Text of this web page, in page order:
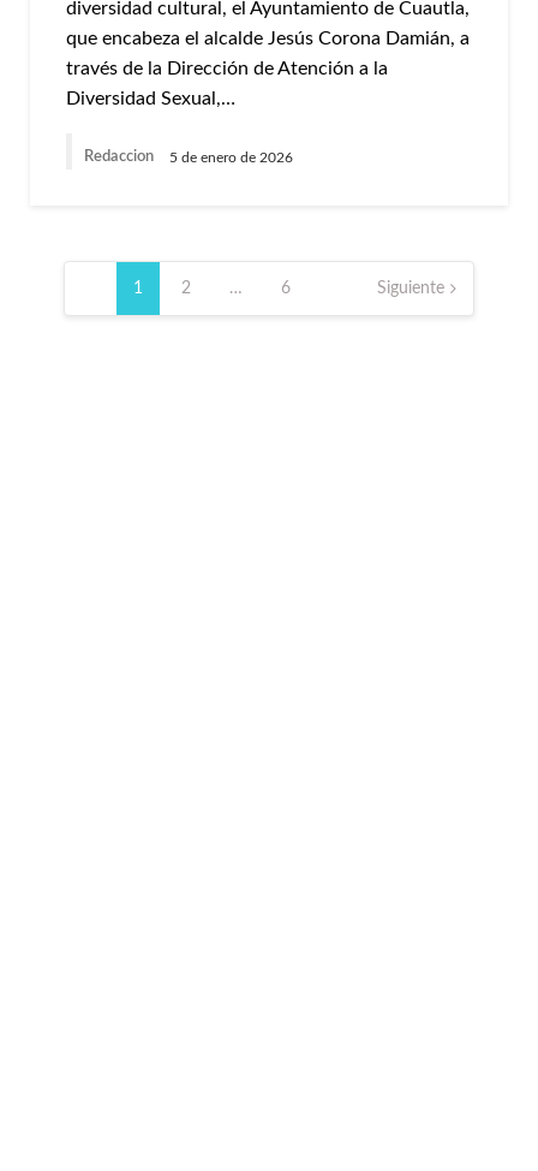
diversidad cultural, el Ayuntamiento de Cuautla,
que encabeza el alcalde Jesús Corona Damián, a
través de la Dirección de Atención a la
Diversidad Sexual,…
Redaccion 5 de enero de 2026
Paginación
1 2 … 6 Siguiente